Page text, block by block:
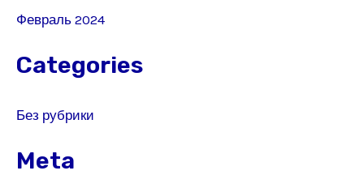
Февраль 2024
Categories
Без рубрики
Meta